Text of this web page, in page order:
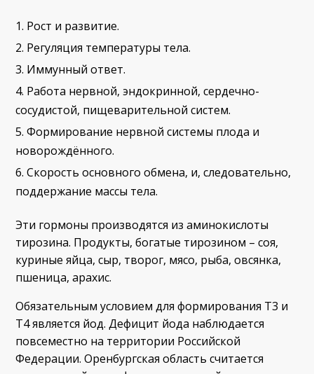
Рост и развитие.
Регуляция температуры тела.
Иммунный ответ.
Работа нервной, эндокринной, сердечно-
сосудистой, пищеварительной систем.
Формирование нервной системы плода и
новорождённого.
Скорость основного обмена, и, следовательно,
поддержание массы тела.
Эти гормоны производятся из аминокислоты
тирозина. Продукты, богатые тирозином – соя,
куриные яйца, сыр, творог, мясо, рыба, овсянка,
пшеница, арахис.
Обязательным условием для формирования Т3 и
Т4 является йод. Дефицит йода наблюдается
повсеместно на территории Российской
Федерации. Оренбургская область считается